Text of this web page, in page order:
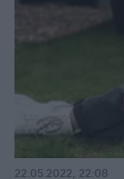
22.05.2022, 22:08